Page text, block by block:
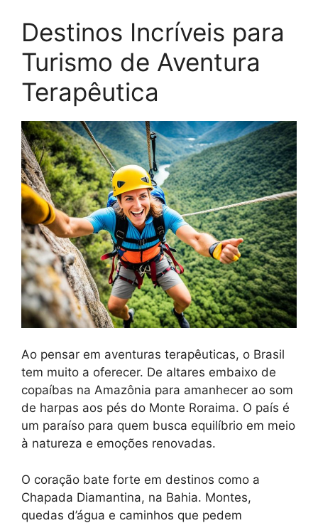
Destinos Incríveis para
Turismo de Aventura
Terapêutica
Ao pensar em aventuras terapêuticas, o Brasil
tem muito a oferecer. De altares embaixo de
copaíbas na Amazônia para amanhecer ao som
de harpas aos pés do Monte Roraima. O país é
um paraíso para quem busca equilíbrio em meio
à natureza e emoções renovadas.
O coração bate forte em destinos como a
Chapada Diamantina, na Bahia. Montes,
quedas d’água e caminhos que pedem